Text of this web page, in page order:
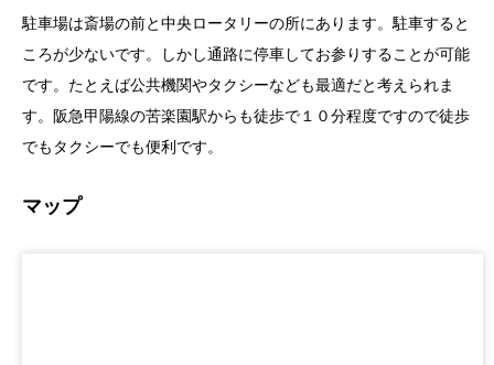
駐車場は斎場の前と中央ロータリーの所にあります。駐車すると
ころが少ないです。しかし通路に停車してお参りすることが可能
です。たとえば公共機関やタクシーなども最適だと考えられま
す。阪急甲陽線の苦楽園駅からも徒歩で１０分程度ですので徒歩
でもタクシーでも便利です。
マップ